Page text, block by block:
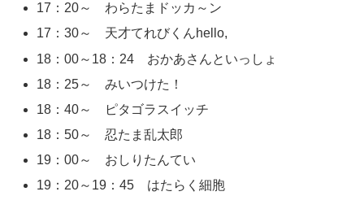
17：20～ わらたまドッカ～ン
17：30～ 天才てれびくんhello,
18：00～18：24 おかあさんといっしょ
18：25～ みいつけた！
18：40～ ピタゴラスイッチ
18：50～ 忍たま乱太郎
19：00～ おしりたんてい
19：20～19：45 はたらく細胞